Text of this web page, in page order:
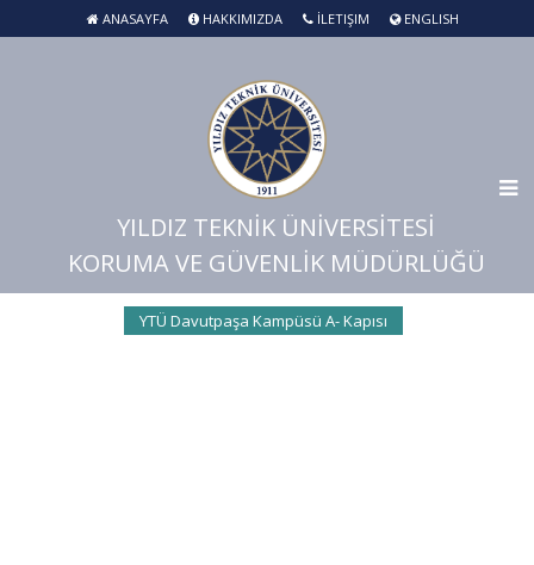
ANASAYFA HAKKIMIZDA İLETIŞIM ENGLISH
YILDIZ TEKNİK ÜNİVERSİTESİ
KORUMA VE GÜVENLİK MÜDÜRLÜĞÜ
YTÜ Davutpaşa Kampüsü A- Kapısı